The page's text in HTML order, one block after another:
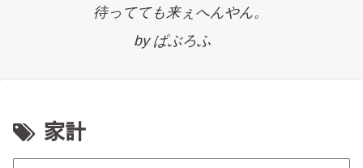
待ってても来ぇへんやん。
by ぱぶろふ
家計